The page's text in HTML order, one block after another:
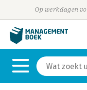
Op werkdagen